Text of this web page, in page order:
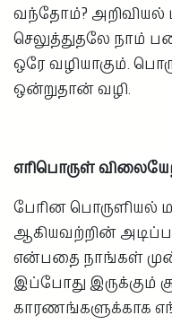
வந்தோம்? அறிவியல்
செலுத்துதலே நாம்
ஒரே வழியாகும்.
ஒன்றுதான் வழி.
எரிபொருள்
பேரின
ஆகியவற்றின்
என்பதை நாங்கள்
இப்போது இருக்கும்
காரணங்களுக்காக